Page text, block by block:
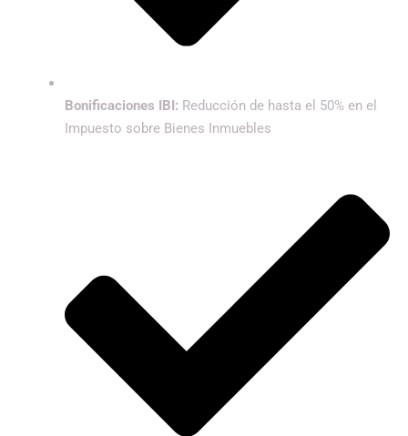
Bonificaciones IBI: Reducción de hasta el 50% en el
Impuesto sobre Bienes Inmuebles